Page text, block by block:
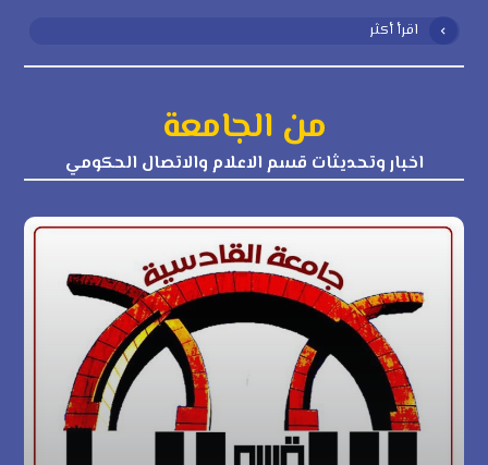
اقرأ أكثر
من الجامعة
اخبار وتحديثات قسم الاعلام والاتصال الحكومي